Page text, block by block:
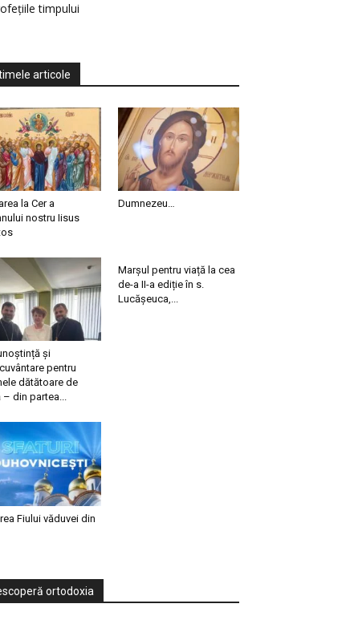
timpului
articole
la Cer a
nostru Iisus
Dumnezeu…
și
pentru
dătătoare de
– din partea...
Marșul pentru viață la cea
de-a II-a ediție în s.
Lucășeuca,...
Fiului văduvei din
ortodoxia